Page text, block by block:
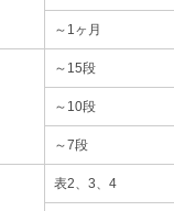
～1ヶ月
～15段
～10段
～7段
表2、3、4